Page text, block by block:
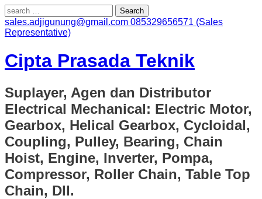
Search
for:
sales.adjigunung@gmail.com 085329656571 (Sales
Representative)
Cipta Prasada Teknik
Suplayer, Agen dan Distributor
Electrical Mechanical: Electric Motor,
Gearbox, Helical Gearbox, Cycloidal,
Coupling, Pulley, Bearing, Chain
Hoist, Engine, Inverter, Pompa,
Compressor, Roller Chain, Table Top
Chain, Dll.